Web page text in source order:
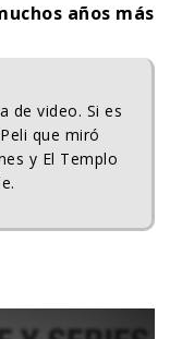
años más
de video. Si es
que miró
y El Templo